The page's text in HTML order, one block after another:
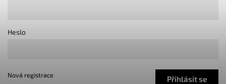
Heslo
Přihlásit se
Nová registrace